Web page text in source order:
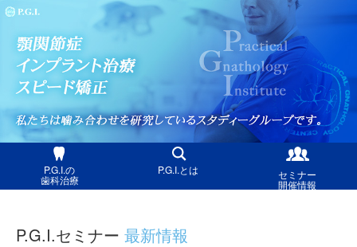
P.G.I.の
歯科治療
P.G.I.とは セミナー
開催情報
P.G.I.セミナー 最新情報